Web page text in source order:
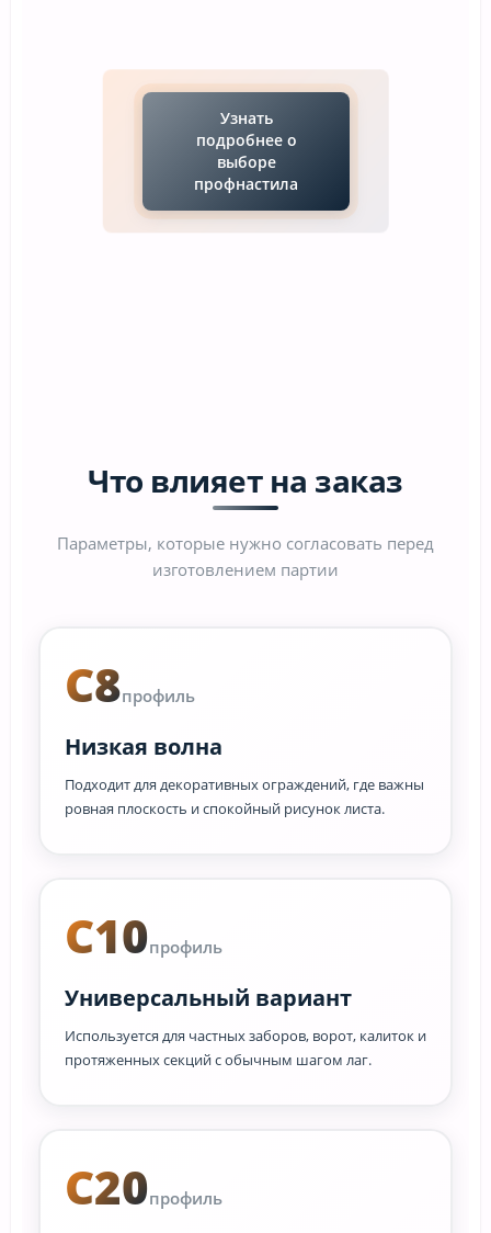
Узнать
подробнее о
выборе
профнастила
Что влияет на заказ
Параметры, которые нужно согласовать перед
изготовлением партии
C8профиль
Низкая волна
Подходит для декоративных ограждений, где важны
ровная плоскость и спокойный рисунок листа.
C10профиль
Универсальный вариант
Используется для частных заборов, ворот, калиток и
протяженных секций с обычным шагом лаг.
C20профиль